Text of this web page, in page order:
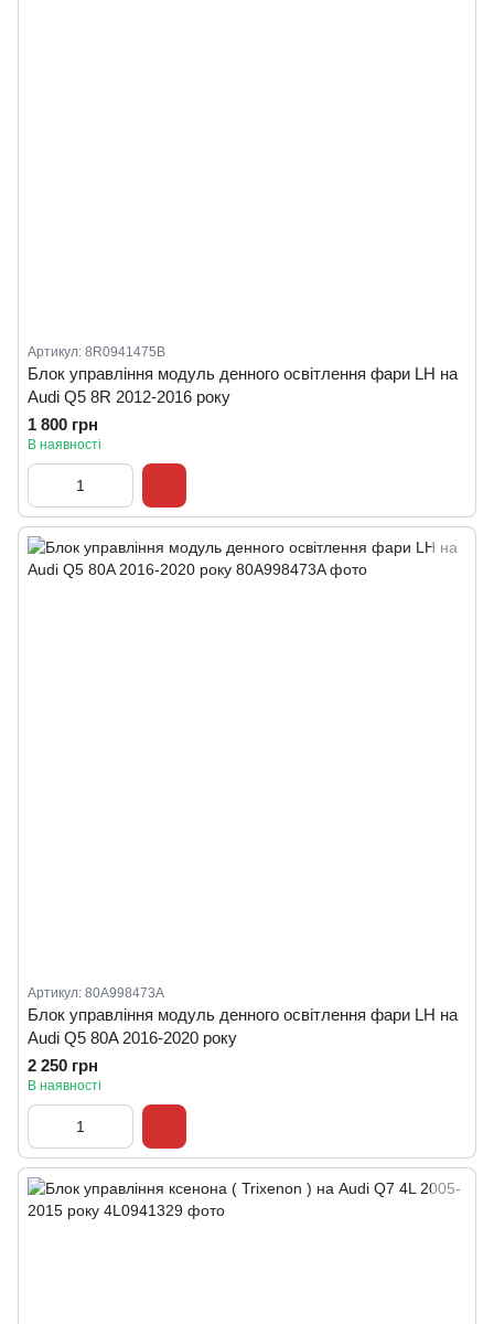
Артикул: 8R0941475B
Блок управління модуль денного освітлення фари LH на
Audi Q5 8R 2012-2016 року
1 800 грн
В наявності
Артикул: 80A998473A
Блок управління модуль денного освітлення фари LH на
Audi Q5 80A 2016-2020 року
2 250 грн
В наявності